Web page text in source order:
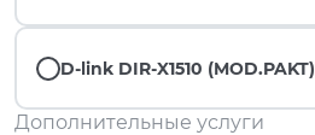
D-link DIR-X1510 (MOD.PAKT)
Дополнительные услуги